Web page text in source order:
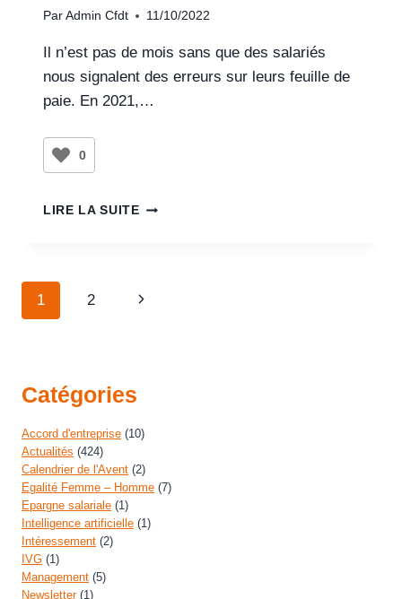
Par Admin Cfdt 11/10/2022
Il n’est pas de mois sans que des salariés
nous signalent des erreurs sur leurs feuille de
paie. En 2021,…
0
LIRE LA SUITE
1 2
Catégories
Accord d'entreprise (10)
Actualités (424)
Calendrier de l'Avent (2)
Egalité Femme – Homme (7)
Epargne salariale (1)
Intelligence artificielle (1)
Intéressement (2)
IVG (1)
Management (5)
Newsletter(1)